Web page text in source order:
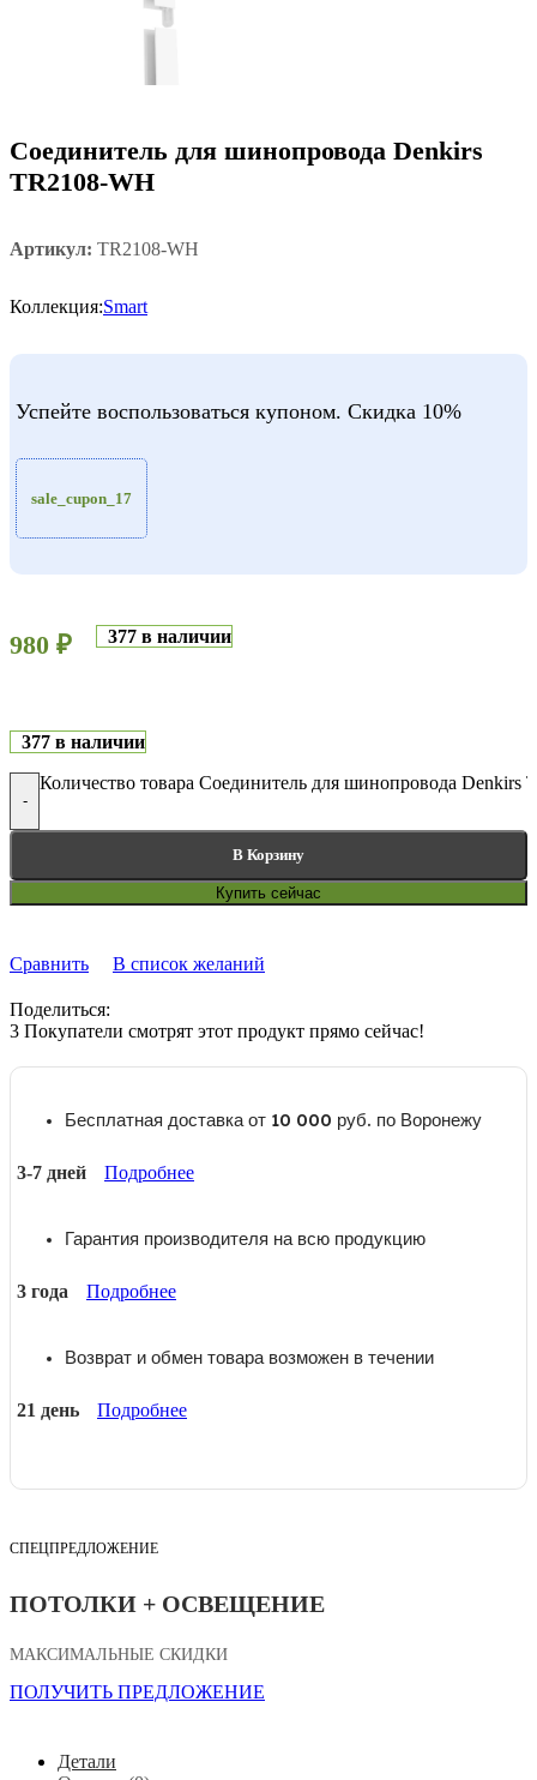
Соединитель для шинопровода Denkirs
TR2108-WH
Артикул: TR2108-WH
Коллекция:Smart
Успейте воспользоваться купоном. Скидка 10%
sale_cupon_17
980 ₽ 377 в наличии
377 в наличии
-
Количество товара Соединитель для шинопровода Denkirs
В Корзину
Купить сейчас
Сравнить В список желаний
Поделиться:
3 Покупатели смотрят этот продукт прямо сейчас!
Бесплатная доставка от 10 000 руб. по Воронежу
3-7 дней Подробнее
Гарантия производителя на всю продукцию
3 года Подробнее
Возврат и обмен товара возможен в течении
21 день Подробнее
СПЕЦПРЕДЛОЖЕНИЕ
ПОТОЛКИ + ОСВЕЩЕНИЕ
МАКСИМАЛЬНЫЕ СКИДКИ
ПОЛУЧИТЬ ПРЕДЛОЖЕНИЕ
Детали